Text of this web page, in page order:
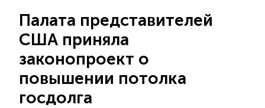
Палата представителей
США приняла
законопроект о
повышении потолка
госдолга